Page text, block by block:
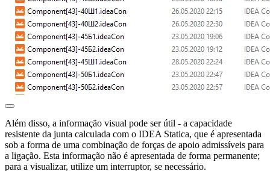
Além disso, a informação visual pode ser útil - a capacidade
resistente da junta calculada com o IDEA Statica, que é apresentada
sob a forma de uma combinação de forças de apoio admissíveis para
a ligação. Esta informação não é apresentada de forma permanente;
para a visualizar, utilize um interruptor, se necessário.